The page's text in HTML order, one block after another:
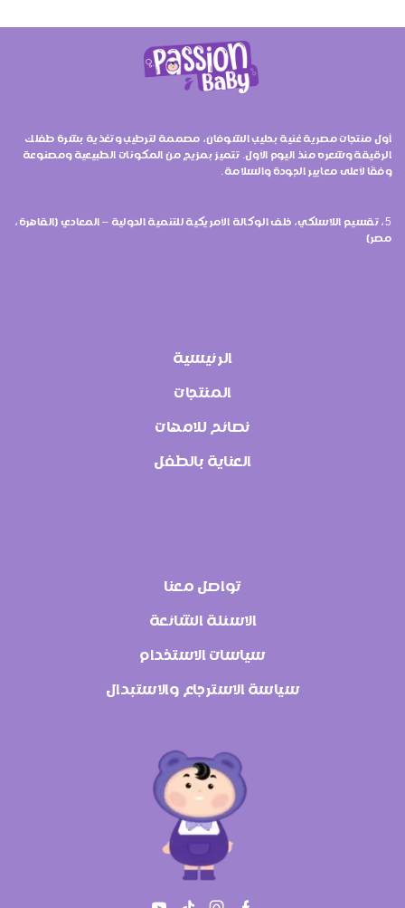
أول منتجات مصرية غنية بحليب الشوفان، مصممة لترطيب وتغذية بشرة طفلك
الرقيقة وشعره منذ اليوم الأول. تتميز بمزيج من المكونات الطبيعية ومصنوعة
وفقًا لأعلى معايير الجودة والسلامة.
5، تقسيم اللاسلكي، خلف الوكالة الأمريكية للتنمية الدولية – المعادي (القاهرة،
مصر)
الرئيسية
المنتجات
نصائح للامهات
العناية بالطفل
تواصل معنا
الاسئلة الشائعة
سياسات الاستخدام
سياسة الاسترجاع والاستبدال